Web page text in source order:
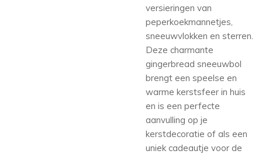
versieringen van
peperkoekmannetjes,
sneeuwvlokken en sterren.
Deze charmante
gingerbread sneeuwbol
brengt een speelse en
warme kerstsfeer in huis
en is een perfecte
aanvulling op je
kerstdecoratie of als een
uniek cadeautje voor de